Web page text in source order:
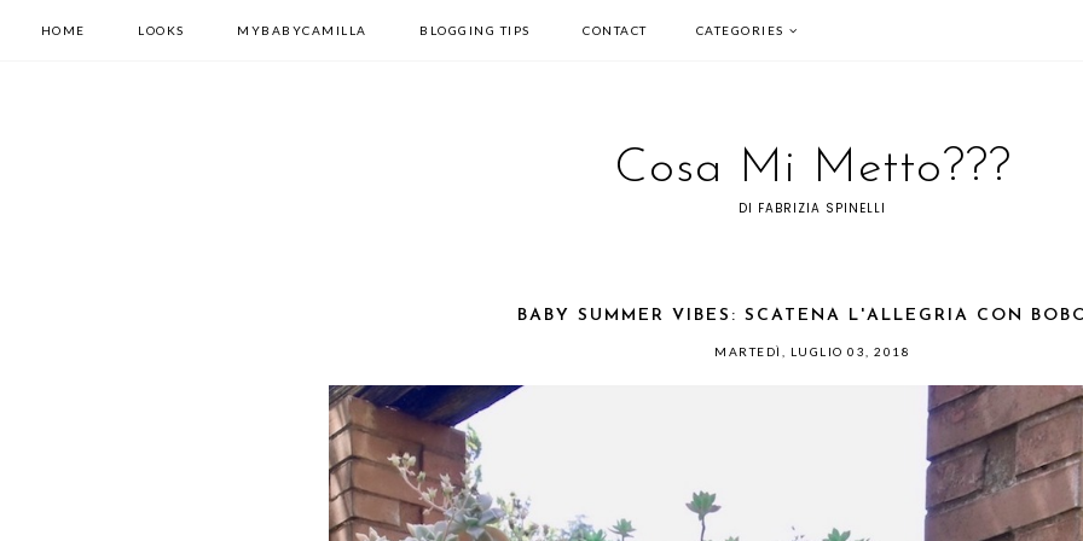
HOME LOOKS MYBABYCAMILLA BLOGGING TIPS CONTACT CATEGORIES
Cosa Mi Metto???
DI FABRIZIA SPINELLI
BABY SUMMER VIBES: SCATENA L'ALLEGRIA CON
MARTEDÌ, LUGLIO 03, 2018